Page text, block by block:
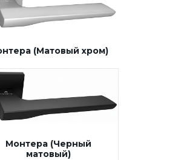
(Матовый хром)
Монтера (Черный
матовый)